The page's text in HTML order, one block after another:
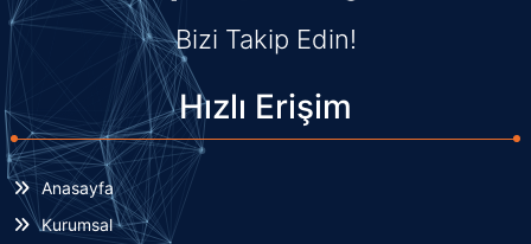
Bizi Takip Edin!
Hızlı Erişim
Anasayfa
Kurumsal